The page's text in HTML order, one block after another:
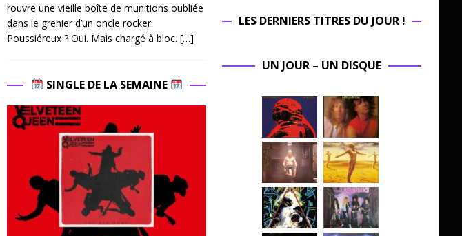
rouvre une vieille boîte de munitions oubliée
dans le grenier d’un oncle rocker.
Poussiéreux ? Oui. Mais chargé à bloc. […]
SINGLE DE LA SEMAINE
LES DERNIERS TITRES DU JOUR !
UN JOUR – UN DISQUE